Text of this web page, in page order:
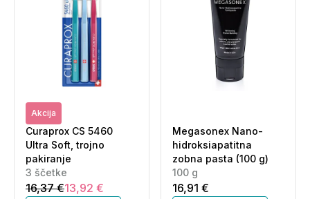
Akcija
Curaprox CS 5460
Ultra Soft, trojno
pakiranje
3 ščetke
16,37 €13,92 €
Megasonex Nano-
hidroksiapatitna
zobna pasta (100 g)
100 g
16,91 €